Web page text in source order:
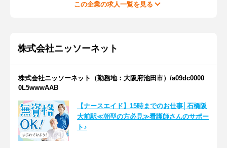
この企業の求人一覧を見る
株式会社ニッソーネット
株式会社ニッソーネット（勤務地：大阪府池田市）/a09dc0000
0L5wwwAAB
【ナースエイド】15時までのお仕事│石橋阪
大前駅≪朝型の方必見≫看護師さんのサポー
ト♪